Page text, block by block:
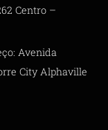
Centro –
Avenida
City Alphaville